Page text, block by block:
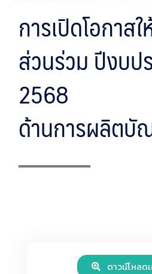
การเปิดโอกาส
ส่วนร่วม ปีงบป
2568
ด้านการผลิตบั
ดาวน์โหลด